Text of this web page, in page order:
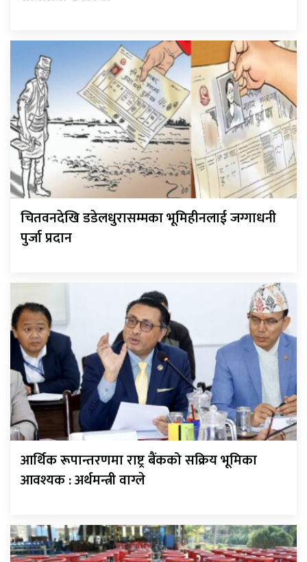
चितवनदेखि डडेलधुरासम्मका भूमिहीनलाई जग्गाधनी
पुर्जा प्रदान
आर्थिक रूपान्तरणमा राष्ट्र बैंकको सक्रिय भूमिका
आवश्यक : अर्थमन्त्री वाग्ले